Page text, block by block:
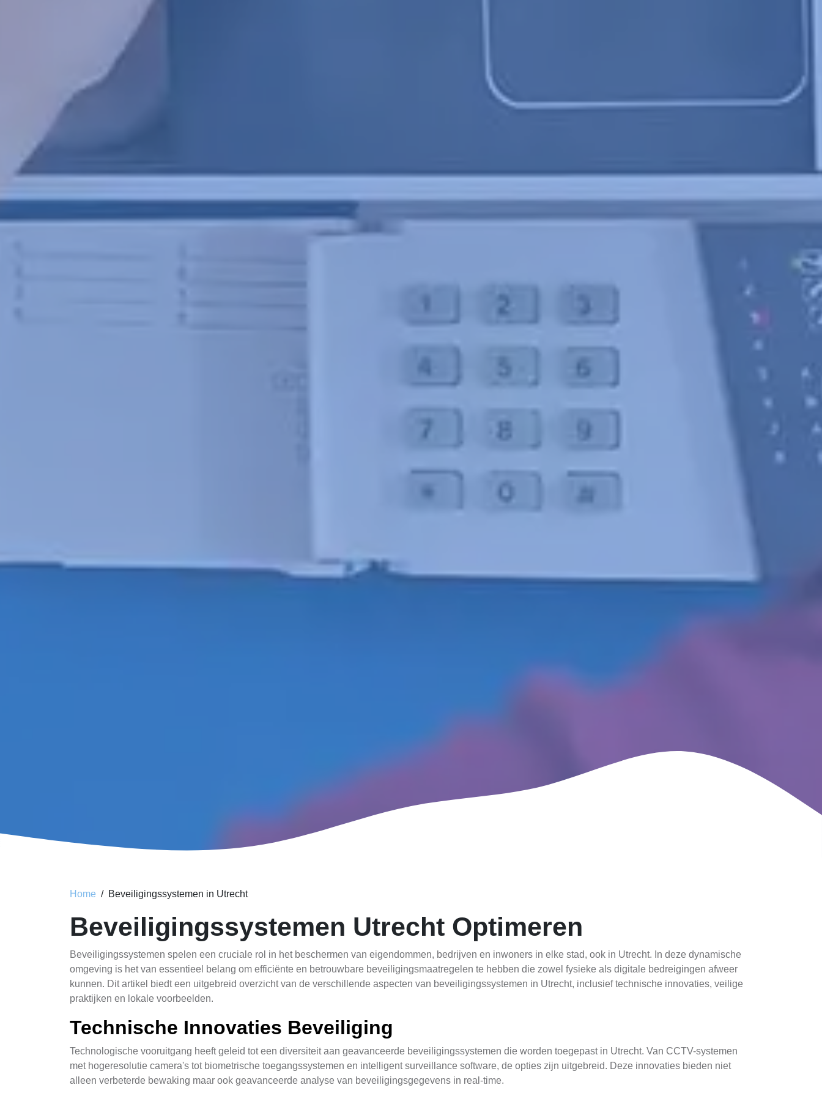
Home Beveiligingssystemen in Utrecht
Beveiligingssystemen Utrecht Optimeren
Beveiligingssystemen spelen een cruciale rol in het beschermen van eigendommen, bedrijven en inwoners in elke stad, ook in Utrecht. In deze dynamische
omgeving is het van essentieel belang om efficiënte en betrouwbare beveiligingsmaatregelen te hebben die zowel fysieke als digitale bedreigingen afweer
kunnen. Dit artikel biedt een uitgebreid overzicht van de verschillende aspecten van beveiligingssystemen in Utrecht, inclusief technische innovaties, veilige
praktijken en lokale voorbeelden.
Technische Innovaties Beveiliging
Technologische vooruitgang heeft geleid tot een diversiteit aan geavanceerde beveiligingssystemen die worden toegepast in Utrecht. Van CCTV-systemen
met hogeresolutie camera's tot biometrische toegangssystemen en intelligent surveillance software, de opties zijn uitgebreid. Deze innovaties bieden niet
alleen verbeterde bewaking maar ook geavanceerde analyse van beveiligingsgegevens in real-time.